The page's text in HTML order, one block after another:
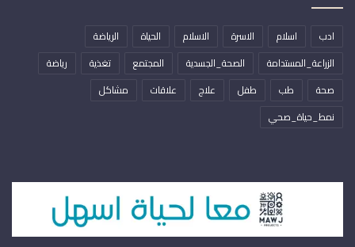
ادب اسلام الاسرة الاسلام الحياة
الرياضة
الزراعة_المستدامة
الصحة_الجسدية المجتمع تغذية
رياضة
صحة
طب طفل علاج علاقات
مشاكل
نمط_حياة_صحي